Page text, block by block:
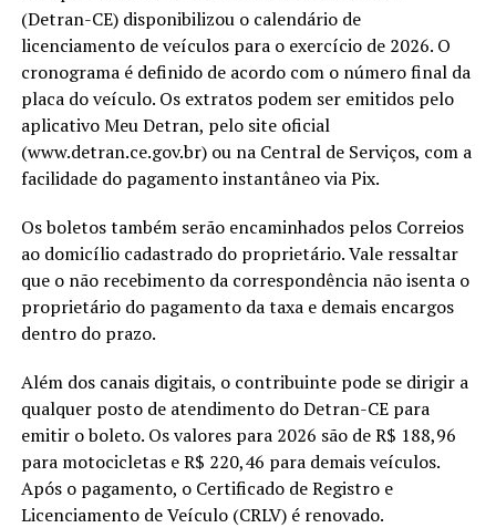
(Detran-CE) disponibilizou o calendário de
licenciamento de veículos para o exercício de 2026. O
cronograma é definido de acordo com o número final da
placa do veículo. Os extratos podem ser emitidos pelo
aplicativo Meu Detran, pelo site oficial
(www.detran.ce.gov.br) ou na Central de Serviços, com a
facilidade do pagamento instantâneo via Pix.
Os boletos também serão encaminhados pelos Correios
ao domicílio cadastrado do proprietário. Vale ressaltar
que o não recebimento da correspondência não isenta o
proprietário do pagamento da taxa e demais encargos
dentro do prazo.
Além dos canais digitais, o contribuinte pode se dirigir a
qualquer posto de atendimento do Detran-CE para
emitir o boleto. Os valores para 2026 são de R$ 188,96
para motocicletas e R$ 220,46 para demais veículos.
Após o pagamento, o Certificado de Registro e
Licenciamento de Veículo (CRLV) é renovado.